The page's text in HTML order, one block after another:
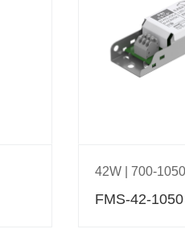
42W | 700-
FMS-42-